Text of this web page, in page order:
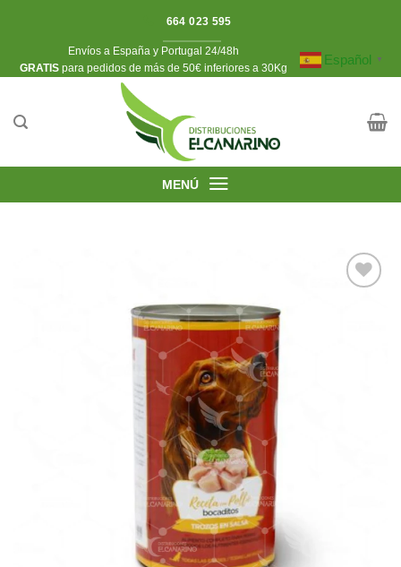
664 023 595
Envíos a España y Portugal 24/48h
​GRATIS para pedidos de más de 50€ inferiores a 30Kg
Español ▼
MENÚ